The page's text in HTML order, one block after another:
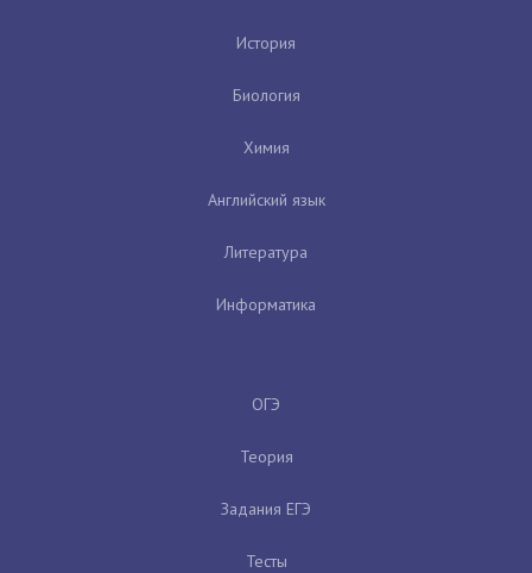
История
Биология
Химия
Английский язык
Литература
Информатика
ОГЭ
Теория
Задания ЕГЭ
Тесты